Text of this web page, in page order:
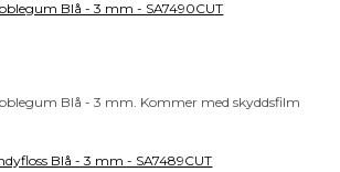
Blå - 3 mm - SA7490CUT
Blå - 3 mm. Kommer med skyddsfilm
Blå - 3 mm - SA7489CUT